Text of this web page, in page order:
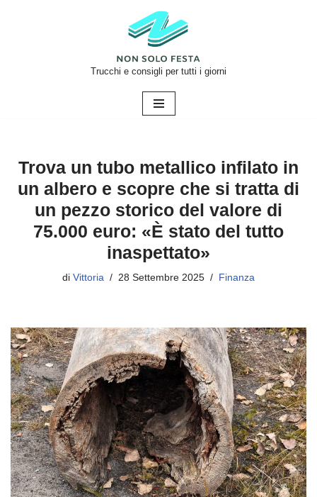
Trucchi e consigli per tutti i giorni
Trova un tubo metallico infilato in
un albero e scopre che si tratta di
un pezzo storico del valore di
75.000 euro: «È stato del tutto
inaspettato»
di Vittoria 28 Settembre 2025 Finanza